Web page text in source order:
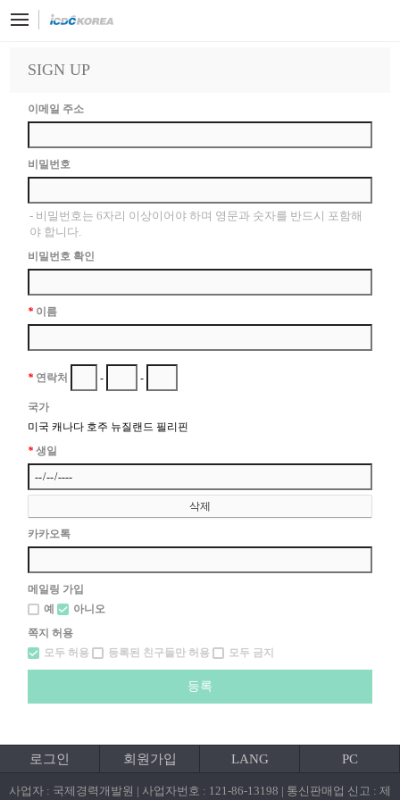
SIGN UP
이메일 주소
비밀번호
비밀번호는 6자리 이상이어야 하며 영문과 숫자를 반드시 포함해
야 합니다.
비밀번호 확인
* 이름
* 연락처 - -
국가
미국 캐나다 호주 뉴질랜드 필리핀
* 생일
카카오톡
메일링 가입
예
아니오
쪽지 허용
모두 허용
등록된 친구들만 허용 모두 금지
로그인 회원가입 LANG PC
사업자 : 국제경력개발원 | 사업자번호 : 121-86-13198 | 통신판매업 신고 : 제